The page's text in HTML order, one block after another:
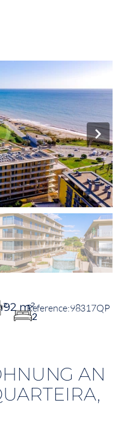
92 m²
2
98317QP
AN